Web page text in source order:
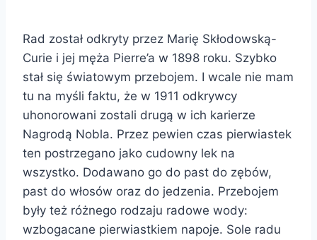
Rad został odkryty przez Marię Skłodowską-
Curie i jej męża Pierre’a w 1898 roku. Szybko
stał się światowym przebojem. I wcale nie mam
tu na myśli faktu, że w 1911 odkrywcy
uhonorowani zostali drugą w ich karierze
Nagrodą Nobla. Przez pewien czas pierwiastek
ten postrzegano jako cudowny lek na
wszystko. Dodawano go do past do zębów,
past do włosów oraz do jedzenia. Przebojem
były też różnego rodzaju radowe wody:
wzbogacane pierwiastkiem napoje. Sole radu